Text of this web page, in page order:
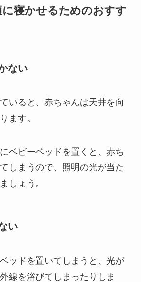
寝かせるためのおすす
ない
いると、赤ちゃんは天井を向
ます。
ベビーベッドを置くと、赤ち
しまうので、照明の光が当た
しょう。
い
ッドを置いてしまうと、光が
線を浴びてしまったりしま